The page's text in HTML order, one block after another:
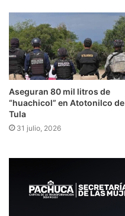
Aseguran 80 mil litros de
“huachicol” en Atotonilco de
Tula
31 julio, 2026